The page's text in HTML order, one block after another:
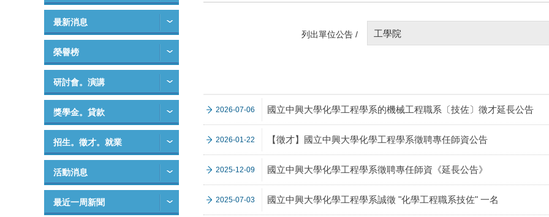
最新消息
榮譽榜
研討會。演講
獎學金。貸款
招生。徵才。就業
活動消息
最近一周新聞
列出單位公告 / 工學院
2026-07-06 國立中興大學化學工程學系的機械工程職系〔技佐〕徵才延長公告
2026-01-22 【徵才】國立中興大學化學工程學系徵聘專任師資公告
2025-12-09 國立中興大學化學工程學系徵聘專任師資《延長公告》
2025-07-03 國立中興大學化學工程學系誠徵 "化學工程職系技佐" 一名